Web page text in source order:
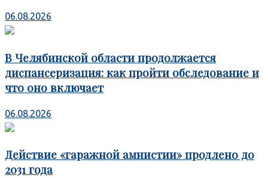
06.08.2026
В Челябинской области продолжается
диспансеризация: как пройти обследование и
что оно включает
06.08.2026
Действие «гаражной амнистии» продлено до
2031 года